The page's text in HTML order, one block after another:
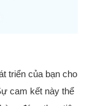
triển của bạn cho
cam kết này thể